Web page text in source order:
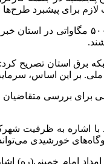
برای پیشبرد
وی از تصویب اجرای طرح
بر این اساس،
بررسی متقاضیان
با اشاره به ظرفیت
خورشیدی می‌تواند